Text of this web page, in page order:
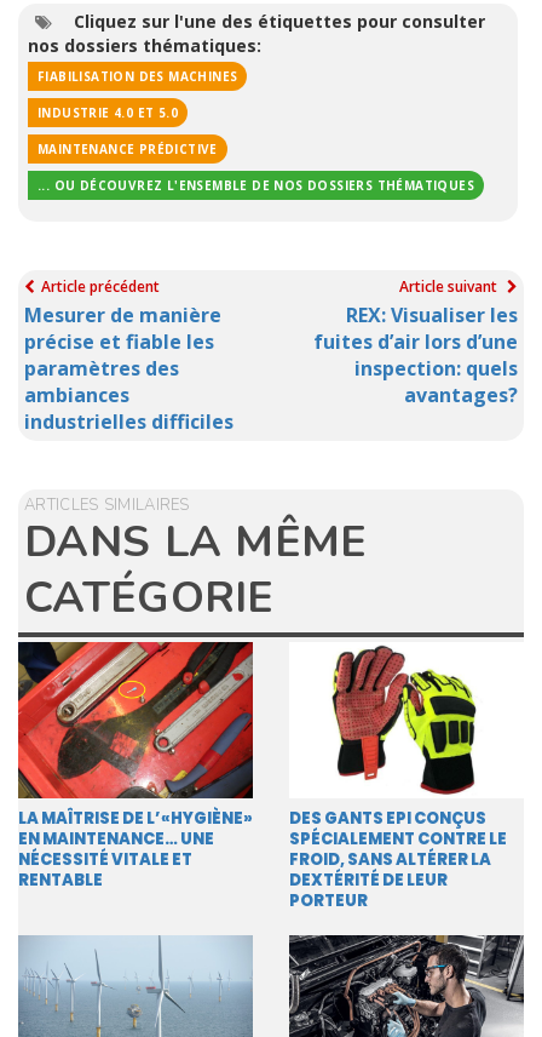
Cliquez sur l'une des étiquettes pour consulter
nos dossiers thématiques:
FIABILISATION DES MACHINES
INDUSTRIE 4.0 ET 5.0
MAINTENANCE PRÉDICTIVE
... OU DÉCOUVREZ L'ENSEMBLE DE NOS DOSSIERS THÉMATIQUES
Article précédent
Mesurer de manière
précise et fiable les
paramètres des
ambiances
industrielles difficiles
Article suivant
REX: Visualiser les
fuites d’air lors d’une
inspection: quels
avantages?
ARTICLES SIMILAIRES
DANS LA MÊME
CATÉGORIE
LA MAÎTRISE DE L’«HYGIÈNE»
EN MAINTENANCE… UNE
NÉCESSITÉ VITALE ET
RENTABLE
DES GANTS EPI CONÇUS
SPÉCIALEMENT CONTRE LE
FROID, SANS ALTÉRER LA
DEXTÉRITÉ DE LEUR
PORTEUR